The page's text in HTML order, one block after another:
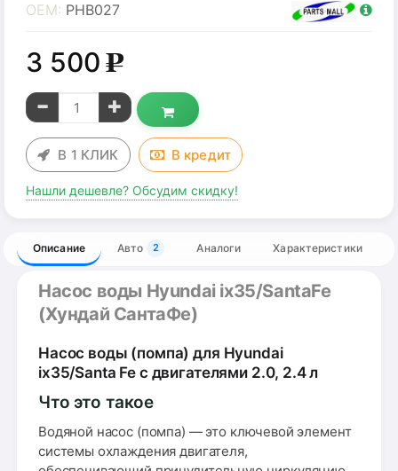
OEM: PHB027
3 500g
В 1 КЛИК В кредит
Нашли дешевле? Обсудим скидку!
Описание Авто 2 Аналоги Характеристики
Насос воды Hyundai ix35/SantaFe
(Хундай СантаФе)
Насос воды (помпа) для Hyundai
ix35/Santa Fe с двигателями 2.0, 2.4 л
Что это такое
Водяной насос (помпа) — это ключевой элемент
системы охлаждения двигателя,